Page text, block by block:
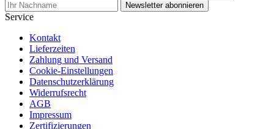
Newsletter abonnieren
Service
Kontakt
Lieferzeiten
Zahlung und Versand
Cookie-Einstellungen
Datenschutzerklärung
Widerrufsrecht
AGB
Impressum
Zertifizierungen